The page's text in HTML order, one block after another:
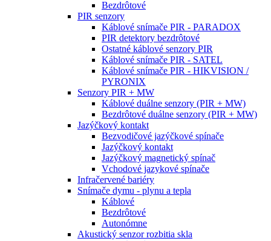
Bezdrôtové
PIR senzory
Káblové snímače PIR - PARADOX
PIR detektory bezdrôtové
Ostatné káblové senzory PIR
Káblové snímače PIR - SATEL
Káblové snímače PIR - HIKVISION /
PYRONIX
Senzory PIR + MW
Káblové duálne senzory (PIR + MW)
Bezdrôtové duálne senzory (PIR + MW)
Jazýčkový kontakt
Bezvodičové jazýčkové spínače
Jazýčkový kontakt
Jazýčkový magnetický spínač
Vchodové jazykové spínače
Infračervené bariéry
Snímače dymu - plynu a tepla
Káblové
Bezdrôtové
Autonómne
Akustický senzor rozbitia skla